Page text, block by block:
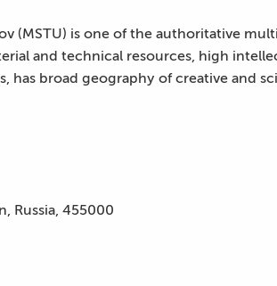
(MSTU) is one of the authoritative
and technical resources, high
has broad geography of creative and
Russia, 455000